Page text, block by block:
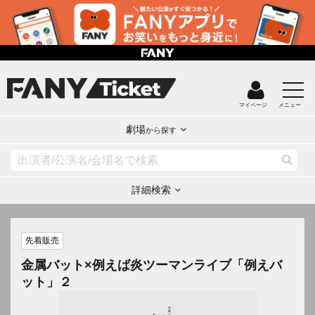
マイページ メニュー
劇場から探す
詳細検索
先着販売
金属バット×例えば炎ツーマンライブ「例えバ
ット」２